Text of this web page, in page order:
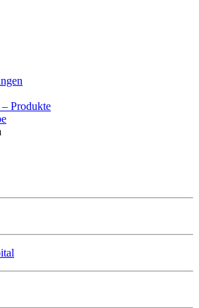
Produkte